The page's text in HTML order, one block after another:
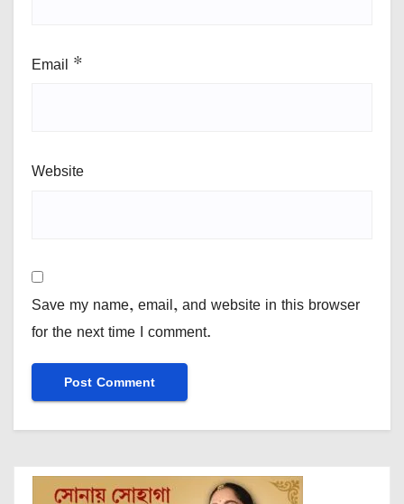
Email *
Website
Save my name, email, and website in this browser
for the next time I comment.